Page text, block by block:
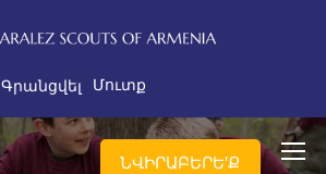
Գրանցվել Մուտք
ՆՎԻՐԱԲԵՐԵ'Ք